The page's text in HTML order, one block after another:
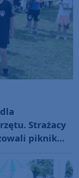
Strażacy
piknik